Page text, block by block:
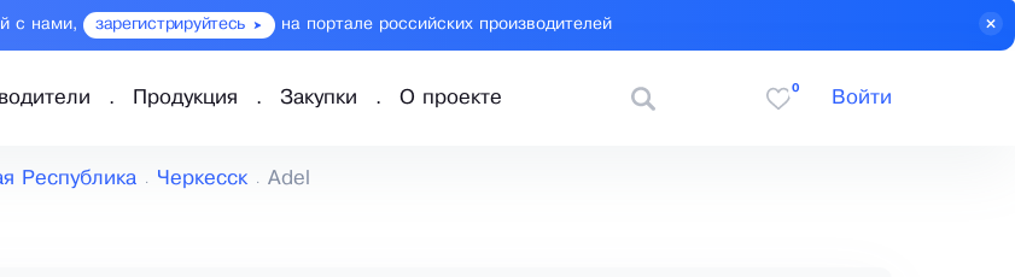
с нами, зарегистрируйтесь на портале российских производителей
Продукция Закупки О проекте
0
Войти
Республика Черкесск Adel